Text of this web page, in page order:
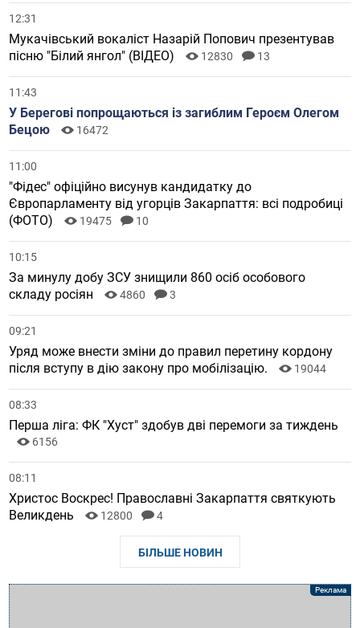
12:31
Мукачівський вокаліст Назарій Попович презентував
пісню "Білий янгол" (ВІДЕО)
12830 13
11:43
У Берегові попрощаються із загиблим Героєм Олегом
Бецою
16472
11:00
"Фідес" офіційно висунув кандидатку до
Європарламенту від угорців Закарпаття: всі подробиці
(ФОТО)
19475 10
10:15
За минулу добу ЗСУ знищили 860 осіб особового
складу росіян
4860 3
09:21
Уряд може внести зміни до правил перетину кордону
після вступу в дію закону про мобілізацію.
19044
08:33
Перша ліга: ФК "Хуст" здобув дві перемоги за тиждень
6156
08:11
Христос Воскрес! Православні Закарпаття святкують
Великдень
12800 4
БІЛЬШЕ НОВИН